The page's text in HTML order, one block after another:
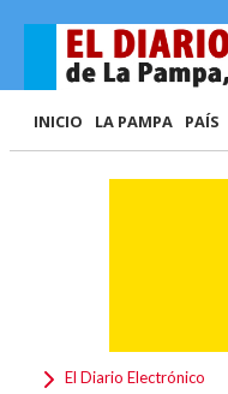
INICIO LA PAMPA PAÍS
El Diario Electrónico